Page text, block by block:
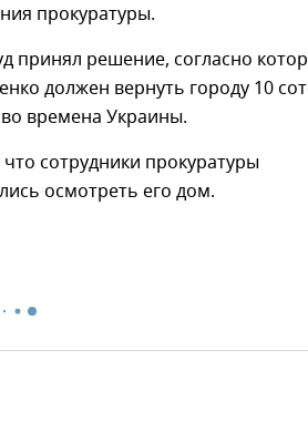
прокуратуры.
принял решение, согласно
должен вернуть городу 10
времена Украины.
сотрудники прокуратуры
осмотреть его дом.